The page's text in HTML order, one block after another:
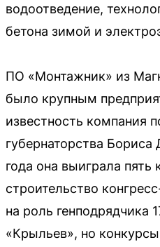
водоотведение,
бетона зимой и
ПО «Монтажник» из
было крупным
известность компания
губернаторства Бориса
года она выиграла пять
строительство
на роль генподрядчика
«Крыльев», но